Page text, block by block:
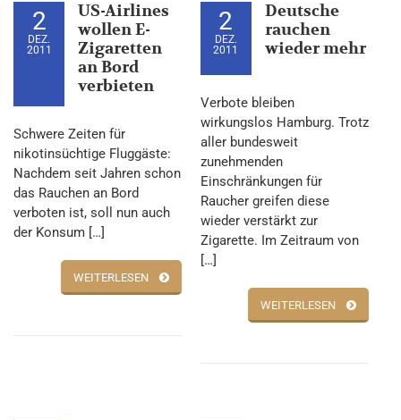
2
DEZ.
2011
US-Airlines
wollen E-
Zigaretten
an Bord
verbieten
Schwere Zeiten für
nikotinsüchtige Fluggäste:
Nachdem seit Jahren schon
das Rauchen an Bord
verboten ist, soll nun auch
der Konsum […]
WEITERLESEN
2
DEZ.
2011
Deutsche
rauchen
wieder mehr
Verbote bleiben
wirkungslos Hamburg. Trotz
aller bundesweit
zunehmenden
Einschränkungen für
Raucher greifen diese
wieder verstärkt zur
Zigarette. Im Zeitraum von
[…]
WEITERLESEN